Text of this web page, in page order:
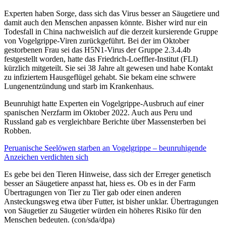
Experten haben Sorge, dass sich das Virus besser an Säugetiere und
damit auch den Menschen anpassen könnte. Bisher wird nur ein
Todesfall in China nachweislich auf die derzeit kursierende Gruppe
von Vogelgrippe-Viren zurückgeführt. Bei der im Oktober
gestorbenen Frau sei das H5N1-Virus der Gruppe 2.3.4.4b
festgestellt worden, hatte das Friedrich-Loeffler-Institut (FLI)
kürzlich mitgeteilt. Sie sei 38 Jahre alt gewesen und habe Kontakt
zu infiziertem Hausgeflügel gehabt. Sie bekam eine schwere
Lungenentzündung und starb im Krankenhaus.
Beunruhigt hatte Experten ein Vogelgrippe-Ausbruch auf einer
spanischen Nerzfarm im Oktober 2022. Auch aus Peru und
Russland gab es vergleichbare Berichte über Massensterben bei
Robben.
Peruanische Seelöwen starben an Vogelgrippe – beunruhigende
Anzeichen verdichten sich
Es gebe bei den Tieren Hinweise, dass sich der Erreger genetisch
besser an Säugetiere anpasst hat, hiess es. Ob es in der Farm
Übertragungen von Tier zu Tier gab oder einen anderen
Ansteckungsweg etwa über Futter, ist bisher unklar. Übertragungen
von Säugetier zu Säugetier würden ein höheres Risiko für den
Menschen bedeuten. (con/sda/dpa)